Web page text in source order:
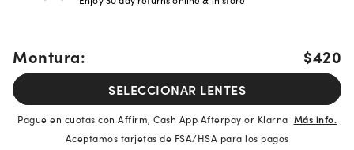
Montura: $420
SELECCIONAR LENTES
Pague en cuotas con Affirm, Cash App Afterpay or Klarna Más info.
Aceptamos tarjetas de FSA/HSA para los pagos